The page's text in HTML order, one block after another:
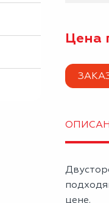
Цена
цене.